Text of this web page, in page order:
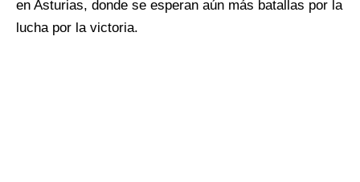
en Asturias, donde se esperan aún más batallas por la
lucha por la victoria.